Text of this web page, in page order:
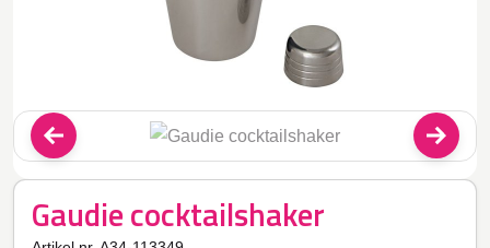
Gaudie cocktailshaker